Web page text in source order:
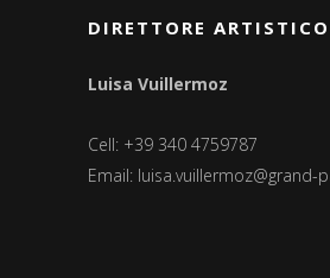
DIRETTORE ARTISTICO
Luisa Vuillermoz
Cell: +39 340 4759787
Email: luisa.vuillermoz@grand-